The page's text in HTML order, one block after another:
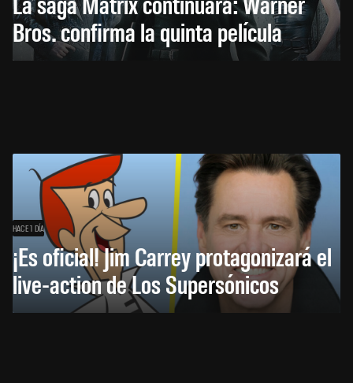
Bros. confirma la quinta película
HACE 1 DÍA
¡Es oficial! Jim Carrey protagonizará el
live-action de Los Supersónicos